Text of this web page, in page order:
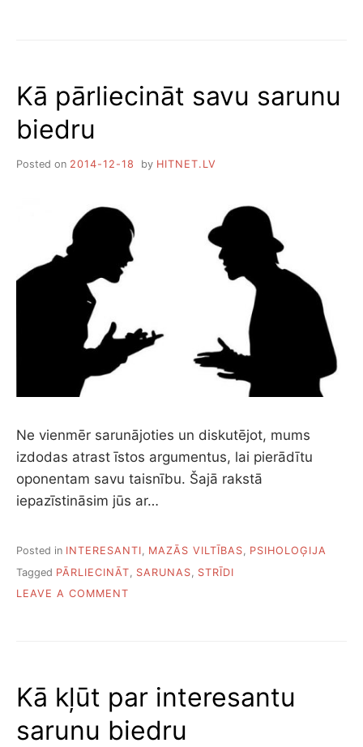
KA
ESI
Kā pārliecināt savu sarunu
biedru
Posted on 2014-12-18 by HITNET.LV
Ne vienmēr sarunājoties un diskutējot, mums
izdodas atrast īstos argumentus, lai pierādītu
oponentam savu taisnību. Šajā rakstā
iepazīstināsim jūs ar…
Posted in INTERESANTI, MAZĀS VILTĪBAS, PSIHOLOĢIJA
Tagged PĀRLIECINĀT SARUNAS
STRĪDI
LEAVE A COMMENT
Kā kļūt par interesantu
sarunu biedru